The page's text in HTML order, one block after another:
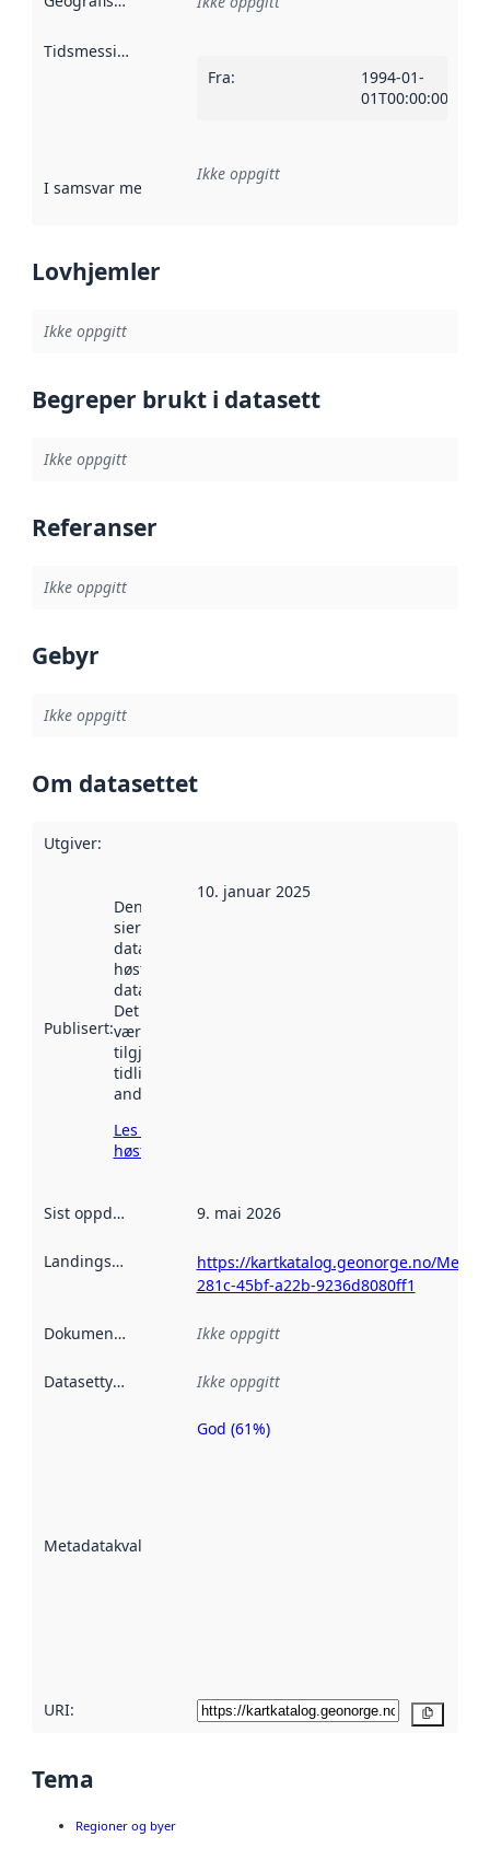
Tidsmessig avgrensning
Fra:
1994-01-
01T00:00:00Z
I samsvar med Referanse til en implementasjonsregel
Ikke oppgitt
Lovhjemler
Ikke oppgitt
Begreper brukt i datasett
Ikke oppgitt
Referanser
Ikke oppgitt
Gebyr
Ikke oppgitt
Om datasettet
Utgiver:
Publisert:
Denne datoen
sier når
datasettet ble
høstet av
data.norge.no.
Det kan ha
vært
tilgjengelig
tidligere
andre steder.
Les mer om
høsting her
10. januar 2025
Sist oppdatert 9. mai 2026
Landingsside
https://kartkatalog.geonorge.no/
281c-45bf-a22b-9236d8080ff1
Dokumentasjon Ikke oppgitt
Datasettype Ikke oppgitt
Metadatakvalitet
Metadatakvalitet
God (61%)
URI:
Tema
Regioner og byer